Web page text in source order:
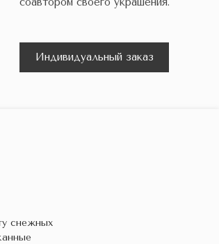
Индивидуальный заказ
снежных